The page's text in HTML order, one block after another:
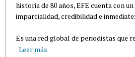
historia de 80 años, EFE cuenta con
imparcialidad, credibilidad e
Es una red global de periodistas que
Leer más